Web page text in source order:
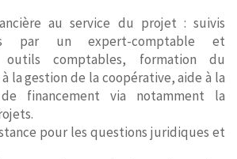
au service du projet : suivis
par un expert-comptable et
outils comptables, formation du
la gestion de la coopérative, aide à la
de financement via notamment la
pour les questions juridiques et